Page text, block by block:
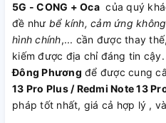
5G - CONG + Ocacủa quý
đề như bể kính, cảm ứng
hình chính,... cần được thay
kiếm được địa chỉ đáng tin
Đông Phương để được cung
13 Pro Plus / Redmi Note 13
pháp tốt nhất, giá cả hợp lý ,